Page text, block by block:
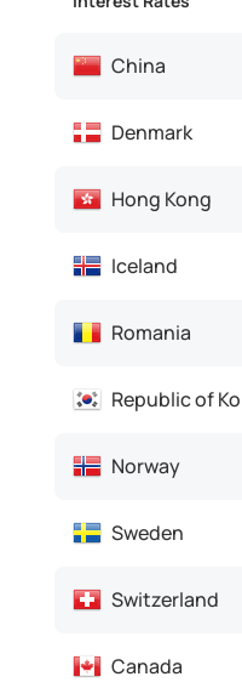
China
Denmark
Hong Kong
Iceland
Romania
Republic of
Norway
Sweden
Switzerland
Canada